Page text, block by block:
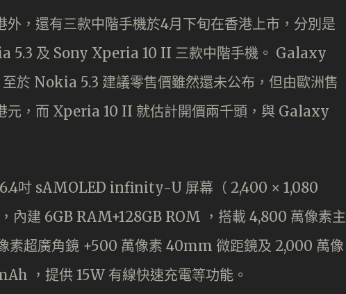
外，還有三款中階手機於4月下旬在香港上市，分別是
5.3 及 Sony Xperia 10 II 三款中階手機。 Galaxy
於 Nokia 5.3 建議零售價雖然還未公布，但由歐洲售
元，而 Xperia 10 II 就估計開價兩千頭，與 Galaxy
吋 sAMOLED infinity-U 屏幕（ 2,400 × 1,080
內建 6GB RAM+128GB ROM ，搭載 4,800 萬像素主
素超廣角鏡 +500 萬像素 40mm 微距鏡及 2,000 萬像
，提供 15W 有線快速充電等功能。